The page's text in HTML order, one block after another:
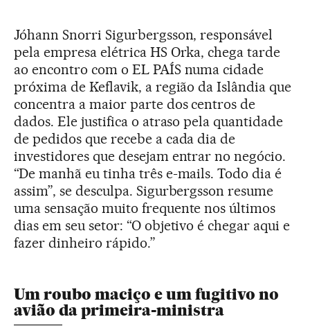
Jóhann Snorri Sigurbergsson, responsável
pela empresa elétrica HS Orka, chega tarde
ao encontro com o EL PAÍS numa cidade
próxima de Keflavik, a região da Islândia que
concentra a maior parte dos centros de
dados. Ele justifica o atraso pela quantidade
de pedidos que recebe a cada dia de
investidores que desejam entrar no negócio.
“De manhã eu tinha três e-mails. Todo dia é
assim”, se desculpa. Sigurbergsson resume
uma sensação muito frequente nos últimos
dias em seu setor: “O objetivo é chegar aqui e
fazer dinheiro rápido.”
Um roubo maciço e um fugitivo no
avião da primeira-ministra